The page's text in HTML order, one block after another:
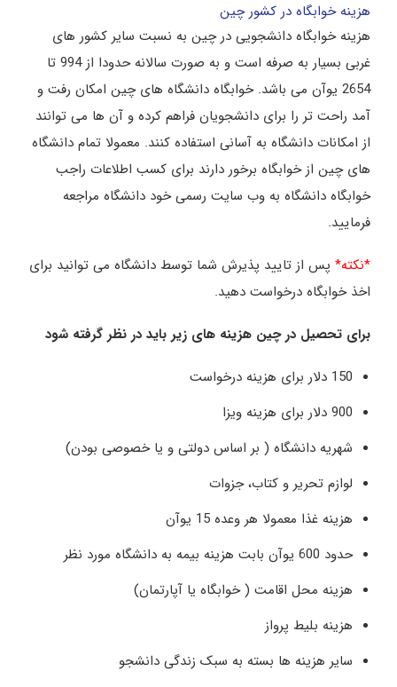
هزینه خوابگاه در کشور چین
هزینه خوابگاه دانشجویی در چین به نسبت سایر کشور های
غربی بسیار به صرفه است و به صورت سالانه حدودا از 994 تا
2654 یوآن می باشد. خوابگاه دانشگاه های چین امکان رفت و
آمد راحت تر را برای دانشجویان فراهم کرده و آن ها می توانند
از امکانات دانشگاه به آسانی استفاده کنند. معمولا تمام دانشگاه
های چین از خوابگاه برخور دارند برای کسب اطلاعات راجب
خوابگاه دانشگاه به وب سایت رسمی خود دانشگاه مراجعه
فرمایید.
*نکته* پس از تایید پذیرش شما توسط دانشگاه می توانید برای
اخذ خوابگاه درخواست دهید.
برای تحصیل در چین هزینه های زیر باید در نظر گرفته شود
150 دلار برای هزینه درخواست
900 دلار برای هزینه ویزا
شهریه دانشگاه ( بر اساس دولتی و یا خصوصی بودن)
لوازم تحریر و کتاب، جزوات
هزینه غذا معمولا هر وعده 15 یوآن
حدود 600 یوآن بابت هزینه بیمه به دانشگاه مورد نظر
هزینه محل اقامت ( خوابگاه یا آپارتمان)
هزینه بلیط پرواز
سایر هزینه ها بسته به سبک زندگی دانشجو